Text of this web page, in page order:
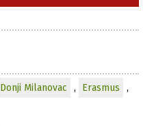
Donji Milanovac , Erasmus
,